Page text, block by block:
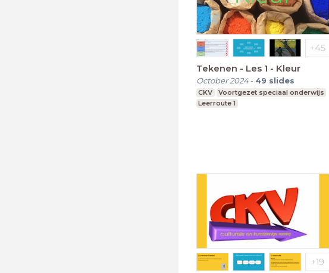
Tekenen - Les 1 - Kleur
October 2024- 49 slides
CKV
Voortgezet speciaal onderwijs
Leerroute 1